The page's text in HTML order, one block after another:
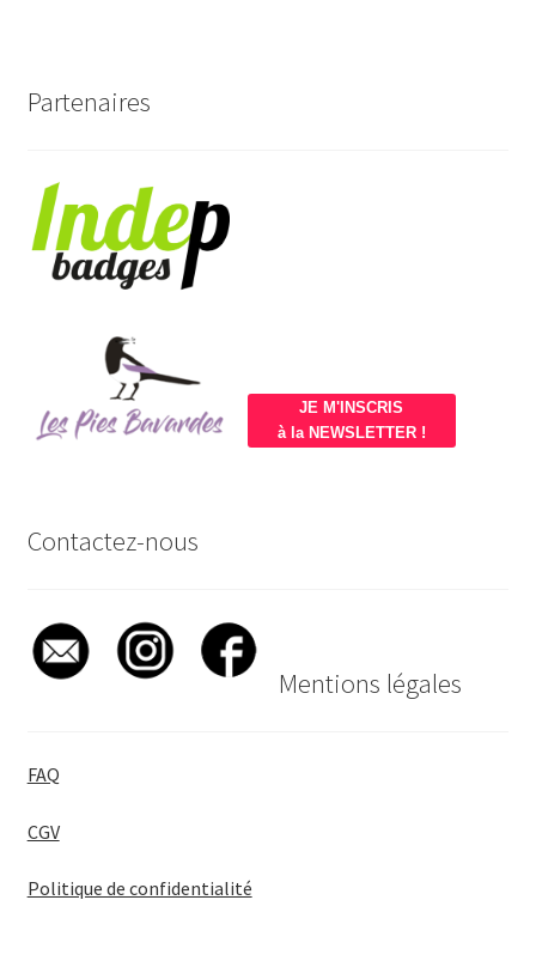
Partenaires
JE M'INSCRIS
à la NEWSLETTER !
Contactez-nous
Mentions légales
FAQ
CGV
Politique de confidentialité